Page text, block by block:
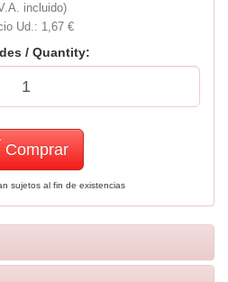
incluido)
Ud.: 1,67 €
/ Quantity:
Comprar
sujetos al fin de existencias